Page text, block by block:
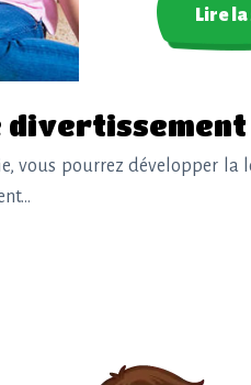
Lire
vous pourrez développer